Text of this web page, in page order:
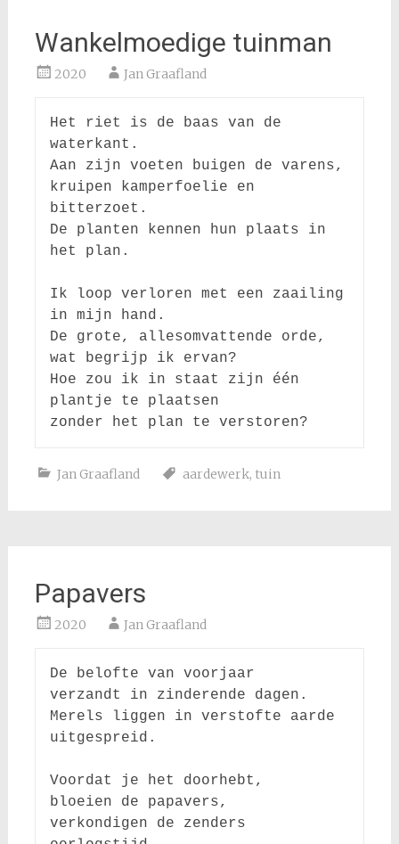
Wankelmoedige tuinman
2020 Jan Graafland
Het riet is de baas van de
waterkant.
Aan zijn voeten buigen de varens,
kruipen kamperfoelie en
bitterzoet.
De planten kennen hun plaats in
het plan.
Ik loop verloren met een zaailing
in mijn hand.
De grote, allesomvattende orde,
wat begrijp ik ervan?
Hoe zou ik in staat zijn één
plantje te plaatsen
Jan Graafland aardewerk, tuin
Papavers
2020 Jan Graafland
De belofte van voorjaar
verzandt in zinderende dagen.
Merels liggen in verstofte aarde
uitgespreid.
Voordat je het doorhebt,
bloeien de papavers,
verkondigen de zenders